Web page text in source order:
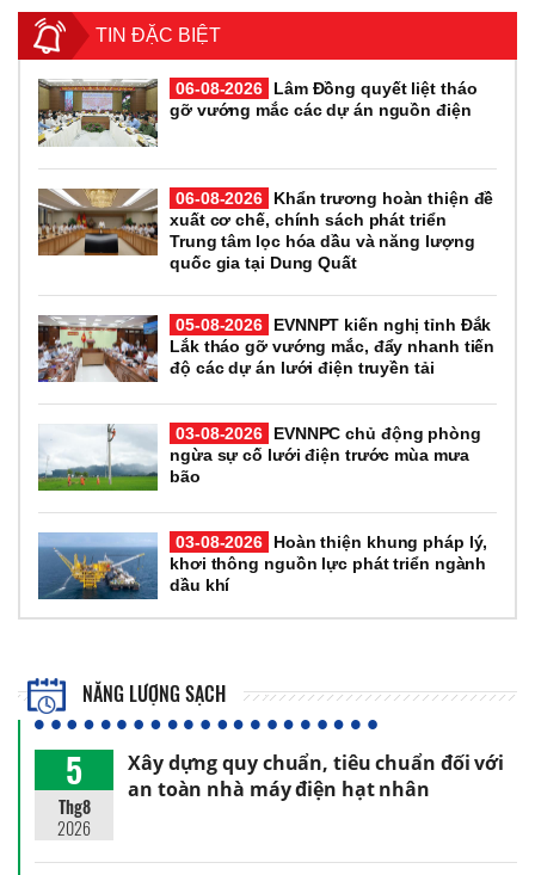
TIN ĐẶC BIỆT
06-08-2026
Lâm Đồng quyết liệt tháo
gỡ vướng mắc các dự án nguồn điện
06-08-2026
Khẩn trương hoàn thiện đề
xuất cơ chế, chính sách phát triển
Trung tâm lọc hóa dầu và năng lượng
quốc gia tại Dung Quất
05-08-2026
EVNNPT kiến nghị tỉnh Đắk
Lắk tháo gỡ vướng mắc, đẩy nhanh tiến
độ các dự án lưới điện truyền tải
03-08-2026
EVNNPC chủ động phòng
ngừa sự cố lưới điện trước mùa mưa
bão
03-08-2026
Hoàn thiện khung pháp lý,
khơi thông nguồn lực phát triển ngành
dầu khí
NĂNG LƯỢNG SẠCH
5
Thg8
2026
Xây dựng quy chuẩn, tiêu chuẩn đối với
an toàn nhà máy điện hạt nhân